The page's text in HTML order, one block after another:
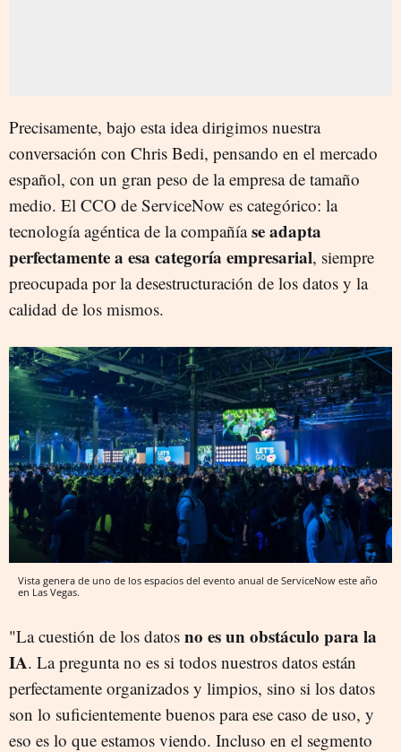
Precisamente, bajo esta idea dirigimos nuestra
conversación con Chris Bedi, pensando en el mercado
español, con un gran peso de la empresa de tamaño
medio. El CCO de ServiceNow es categórico: la
tecnología agéntica de la compañíase adapta
perfectamente a esa categoría empresarial, siempre
preocupada por la desestructuración de los datos y la
calidad de los mismos.
Vista genera de uno de los espacios del evento anual de ServiceNow este año
en Las Vegas.
"La cuestión de los datos no es un obstáculo para la
IA. La pregunta no es si todos nuestros datos están
perfectamente organizados y limpios, sino si los datos
son lo suficientemente buenos para ese caso de uso, y
eso es lo que estamos viendo. Incluso en el segmento